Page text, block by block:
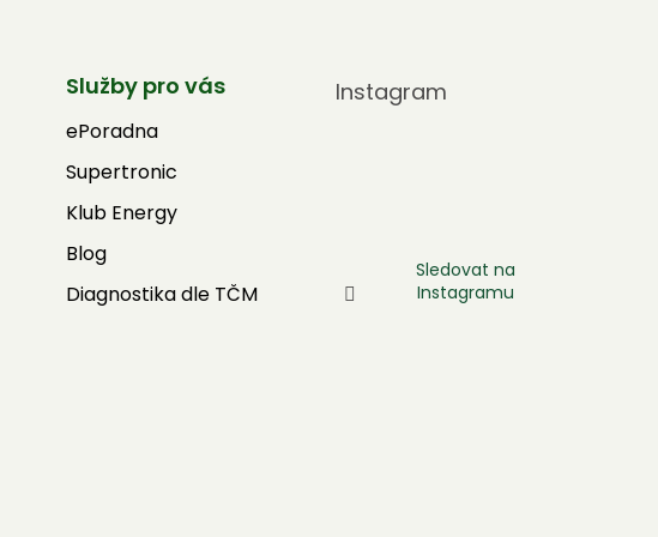
Služby pro vás
ePoradna
Supertronic
Klub Energy
Blog
Diagnostika dle TČM
Instagram
Sledovat na
Instagramu